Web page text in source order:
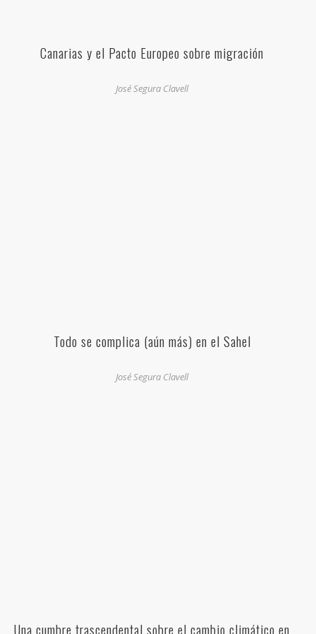
Canarias y el Pacto Europeo sobre migración
José Segura Clavell
Todo se complica (aún más) en el Sahel
José Segura Clavell
Una cumbre trascendental sobre el cambio climático en